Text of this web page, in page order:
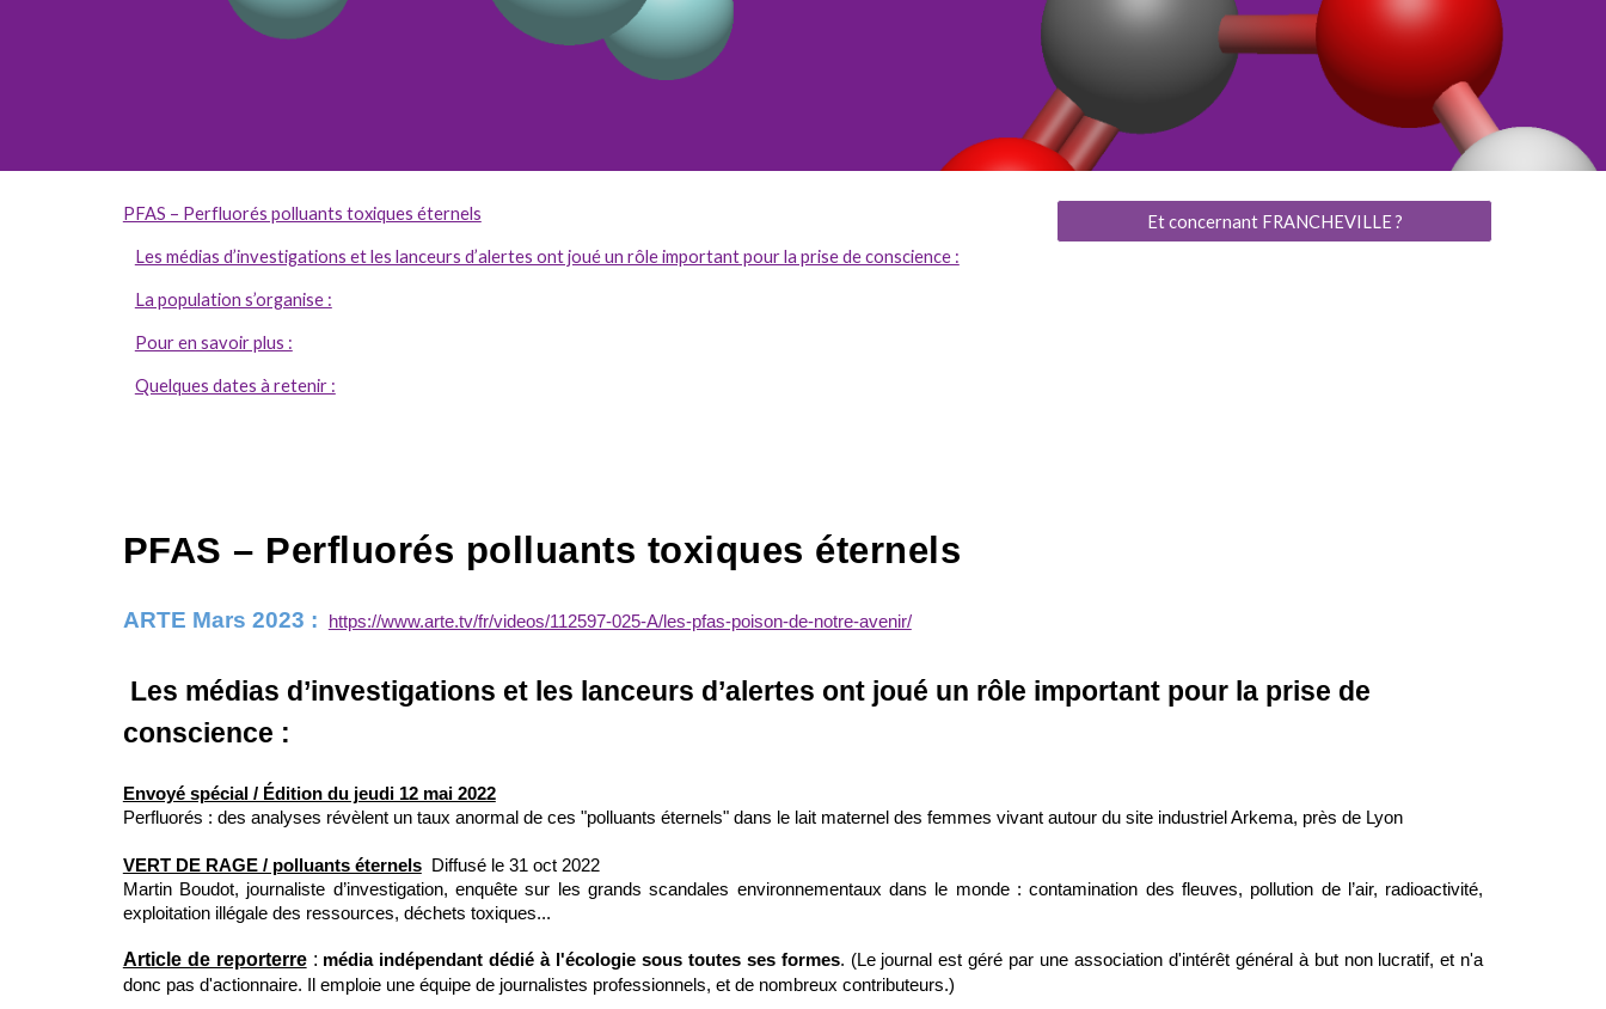
PFAS – Perfluorés polluants toxiques éternels
Les médias d’investigations et les lanceurs d’alertes ont joué un rôle important pour la prise de conscience :
La population s’organise :
Pour en savoir plus :
Quelques dates à retenir :
Et concernant FRANCHEVILLE ?
PFAS – Perfluorés polluants toxiques éternels
ARTE Mars 2023 : https://www.arte.tv/fr/videos/112597-025-A/les-pfas-poison-de-notre-avenir/
Les médias d’investigations et les lanceurs d’alertes ont joué un rôle important pour la prise de
conscience :
Envoyé spécial / Édition du jeudi 12 mai 2022
Perfluorés : des analyses révèlent un taux anormal de ces "polluants éternels" dans le lait maternel des femmes vivant autour du site industriel Arkema, près de Lyon
VERT DE RAGE / polluants éternels
Diffusé le 31 oct 2022
Martin Boudot, journaliste d’investigation, enquête sur les grands scandales environnementaux dans le monde : contamination des fleuves, pollution de l’air, radioactivité,
exploitation illégale des ressources, déchets toxiques...
Article de reporterre: média indépendant dédié à l'écologie sous toutes ses formes. (Le journal est géré par une association d'intérêt général à but non lucratif, et n'a
donc pas d'actionnaire. Il emploie une équipe de journalistes professionnels, et de nombreux contributeurs.)